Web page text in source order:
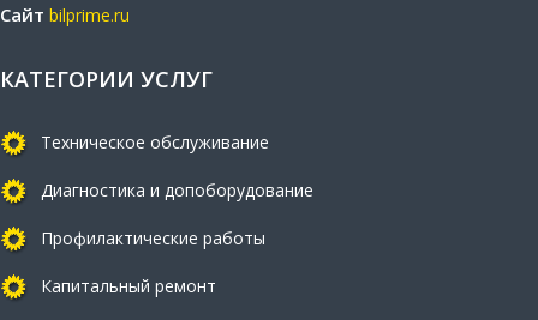
Сайт bilprime.ru
КАТЕГОРИИ УСЛУГ
Техническое обслуживание
Диагностика и допоборудование
Профилактические работы
Капитальный ремонт